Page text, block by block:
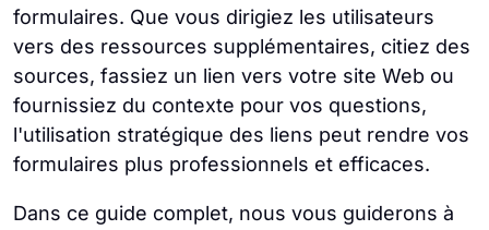
formulaires. Que vous dirigiez les utilisateurs
vers des ressources supplémentaires, citiez des
sources, fassiez un lien vers votre site Web ou
fournissiez du contexte pour vos questions,
l'utilisation stratégique des liens peut rendre vos
formulaires plus professionnels et efficaces.
Dans ce guide complet, nous vous guiderons à